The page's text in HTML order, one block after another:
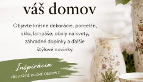
Zdielajte tento produkt